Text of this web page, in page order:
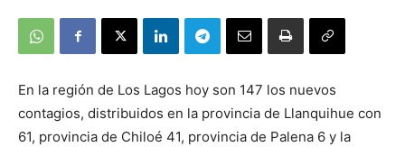
En la región de Los Lagos hoy son 147 los nuevos
contagios, distribuidos en la provincia de Llanquihue con
61, provincia de Chiloé 41, provincia de Palena 6 y la